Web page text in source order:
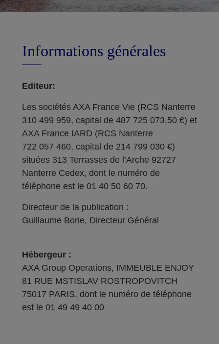
Informations générales
Editeur:
Les sociétés AXA France Vie (RCS Nanterre
310 499 959, capital de 487 725 073,50 €) et
AXA France IARD (RCS Nanterre
722 057 460, capital de 214 799 030 €)
situées 313 Terrasses de l’Arche 92727
Nanterre Cedex, dont le numéro de
téléphone est le 01 40 50 60 70.
Directeur de la publication :
Guillaume Borie, Directeur Général
Hébergeur :
AXA Group Operations, IMMEUBLE ENJOY
81 RUE MSTISLAV ROSTROPOVITCH
75017 PARIS, dont le numéro de téléphone
est le 01 49 49 40 00